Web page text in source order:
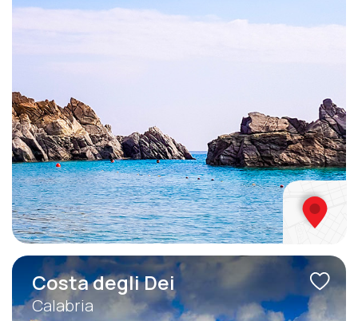
Costa degli Dei
Calabria